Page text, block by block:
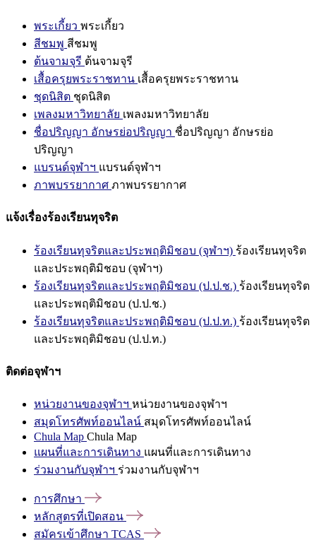
พระเกี้ยว พระเกี้ยว
สีชมพู สีชมพู
ต้นจามจุรี ต้นจามจุรี
เสื้อครุยพระราชทาน เสื้อครุยพระราชทาน
ชุดนิสิต ชุดนิสิต
เพลงมหาวิทยาลัย เพลงมหาวิทยาลัย
ชื่อปริญญา อักษรย่อปริญญา ชื่อปริญญา อักษรย่อ
ปริญญา
แบรนด์จุฬาฯ แบรนด์จุฬาฯ
ภาพบรรยากาศ ภาพบรรยากาศ
แจ้งเรื่องร้องเรียนทุจริต
ร้องเรียนทุจริตและประพฤติมิชอบ (จุฬาฯ) ร้องเรียนทุจริต
และประพฤติมิชอบ (จุฬาฯ)
ร้องเรียนทุจริตและประพฤติมิชอบ (ป.ป.ช.) ร้องเรียนทุจริต
และประพฤติมิชอบ (ป.ป.ช.)
ร้องเรียนทุจริตและประพฤติมิชอบ (ป.ป.ท.) ร้องเรียนทุจริต
และประพฤติมิชอบ (ป.ป.ท.)
ติดต่อจุฬาฯ
หน่วยงานของจุฬาฯ หน่วยงานของจุฬาฯ
สมุดโทรศัพท์ออนไลน์ สมุดโทรศัพท์ออนไลน์
Chula Map Chula Map
แผนที่และการเดินทาง แผนที่และการเดินทาง
ร่วมงานกับจุฬาฯ ร่วมงานกับจุฬาฯ
การศึกษา
หลักสูตรที่เปิดสอน
สมัครเข้าศึกษา TCAS